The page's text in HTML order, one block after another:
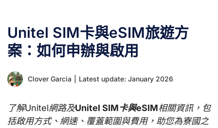
Unitel SIM卡與eSIM旅遊方
案：如何申辦與啟用
Clover Garcia Latest update: January 2026
了解Unitel網路及Unitel SIM卡與eSIM相關資訊，包
括啟用方式、網速、覆蓋範圍與費用，助您為寮國之